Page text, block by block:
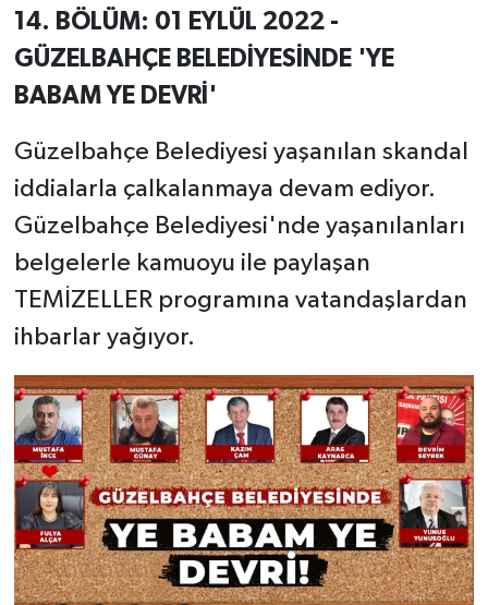
14. BÖLÜM: 01 EYLÜL 2022 -
GÜZELBAHÇE BELEDİYESİNDE 'YE
BABAM YE DEVRİ'
Güzelbahçe Belediyesi yaşanılan skandal
iddialarla çalkalanmaya devam ediyor.
Güzelbahçe Belediyesi'nde yaşanılanları
belgelerle kamuoyu ile paylaşan
TEMİZELLER programına vatandaşlardan
ihbarlar yağıyor.